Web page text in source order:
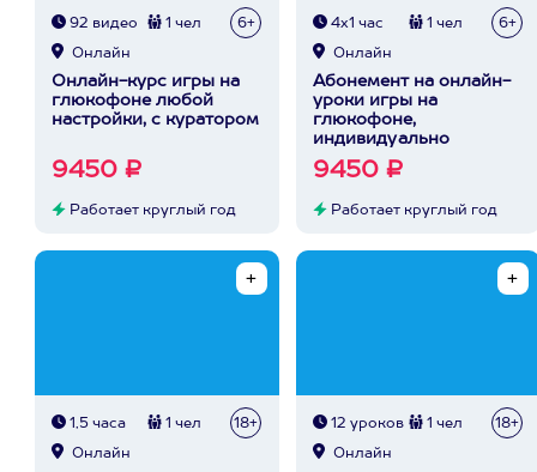
92 видео 1 чел 6+
Онлайн
Онлайн-курс игры на
глюкофоне любой
настройки, с куратором
9450 ₽
Работает круглый год
4х1 час 1 чел 6+
Онлайн
Абонемент на онлайн-
уроки игры на
глюкофоне,
индивидуально
9450 ₽
Работает круглый год
1,5 часа 1 чел 18+
Онлайн
12 уроков 1 чел 18+
Онлайн